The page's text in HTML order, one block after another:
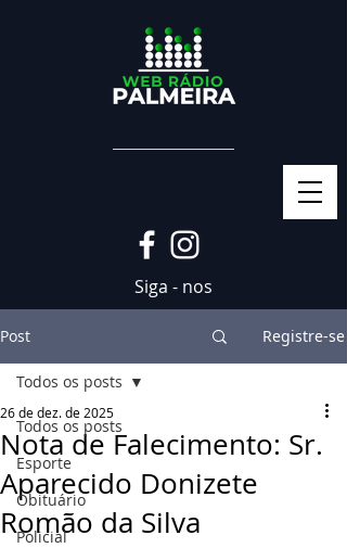
Siga - nos
Post Registre-se
Todos os posts
Esporte
Obituário
Policial
Todos os posts
Nota de Falecimento: Sr.
Aparecido Donizete
Romão da Silva
26 de dez. de 2025